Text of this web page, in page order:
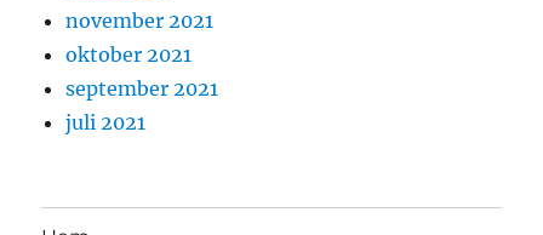
november 2021
oktober 2021
september 2021
juli 2021